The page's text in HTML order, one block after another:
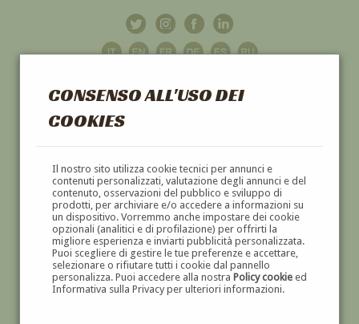
CONSENSO ALL'USO DEI
COOKIES
Il nostro sito utilizza cookie tecnici per annunci e
contenuti personalizzati, valutazione degli annunci e del
contenuto, osservazioni del pubblico e sviluppo di
prodotti, per archiviare e/o accedere a informazioni su
un dispositivo. Vorremmo anche impostare dei cookie
opzionali (analitici e di profilazione) per offrirti la
migliore esperienza e inviarti pubblicità personalizzata.
Puoi scegliere di gestire le tue preferenze e accettare,
selezionare o rifiutare tutti i cookie dal pannello
personalizza. Puoi accedere alla nostra Policy cookieed
Informativa sulla Privacy per ulteriori informazioni.
GALLERIAD'ARTE
DIPINTI E SCULTURE '800 E '900